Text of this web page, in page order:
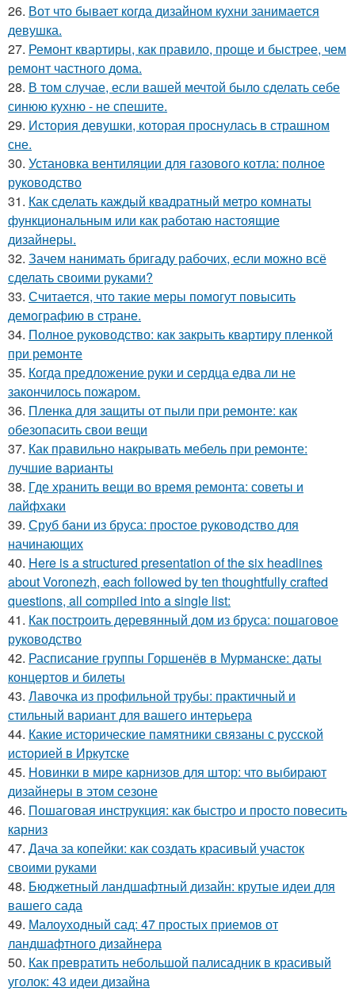
26. Вот что бывает когда дизайном кухни занимается
девушка.
27. Ремонт квартиры, как правило, проще и быстрее, чем
ремонт частного дома.
28. В том случае, если вашей мечтой было сделать себе
синюю кухню - не спешите.
29. История девушки, которая проснулась в страшном
сне.
30. Установка вентиляции для газового котла: полное
руководство
31. Как сделать каждый квадратный метро комнаты
функциональным или как работаю настоящие
дизайнеры.
32. Зачем нанимать бригаду рабочих, если можно всё
сделать своими руками?
33. Считается, что такие меры помогут повысить
демографию в стране.
34. Полное руководство: как закрыть квартиру пленкой
при ремонте
35. Когда предложение руки и сердца едва ли не
закончилось пожаром.
36. Пленка для защиты от пыли при ремонте: как
обезопасить свои вещи
37. Как правильно накрывать мебель при ремонте:
лучшие варианты
38. Где хранить вещи во время ремонта: советы и
лайфхаки
39. Сруб бани из бруса: простое руководство для
начинающих
40. Here is a structured presentation of the six headlines
about Voronezh, each followed by ten thoughtfully crafted
questions, all compiled into a single list:
41. Как построить деревянный дом из бруса: пошаговое
руководство
42. Расписание группы Горшенёв в Мурманске: даты
концертов и билеты
43. Лавочка из профильной трубы: практичный и
стильный вариант для вашего интерьера
44. Какие исторические памятники связаны с русской
историей в Иркутске
45. Новинки в мире карнизов для штор: что выбирают
дизайнеры в этом сезоне
46. Пошаговая инструкция: как быстро и просто повесить
карниз
47. Дача за копейки: как создать красивый участок
своими руками
48. Бюджетный ландшафтный дизайн: крутые идеи для
вашего сада
49. Малоуходный сад: 47 простых приемов от
ландшафтного дизайнера
50. Как превратить небольшой палисадник в красивый
уголок: 43 идеи дизайна